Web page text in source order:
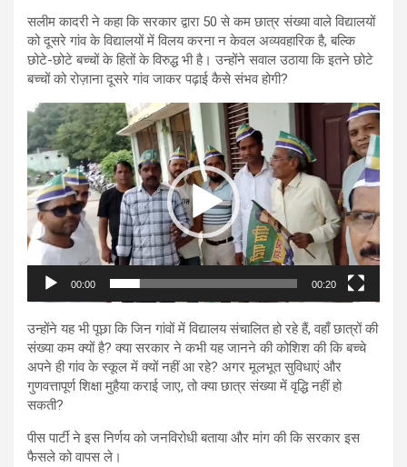
सलीम कादरी ने कहा कि सरकार द्वारा 50 से कम छात्र संख्या वाले विद्यालयों
को दूसरे गांव के विद्यालयों में विलय करना न केवल अव्यवहारिक है, बल्कि
छोटे-छोटे बच्चों के हितों के विरुद्ध भी है। उन्होंने सवाल उठाया कि इतने छोटे
बच्चों को रोज़ाना दूसरे गांव जाकर पढ़ाई कैसे संभव होगी?
Video
Player
00:00 00:20
उन्होंने यह भी पूछा कि जिन गांवों में विद्यालय संचालित हो रहे हैं, वहाँ छात्रों की
संख्या कम क्यों है? क्या सरकार ने कभी यह जानने की कोशिश की कि बच्चे
अपने ही गांव के स्कूल में क्यों नहीं आ रहे? अगर मूलभूत सुविधाएं और
गुणवत्तापूर्ण शिक्षा मुहैया कराई जाए, तो क्या छात्र संख्या में वृद्धि नहीं हो
सकती?
पीस पार्टी ने इस निर्णय को जनविरोधी बताया और मांग की कि सरकार इस
फैसले को वापस ले।